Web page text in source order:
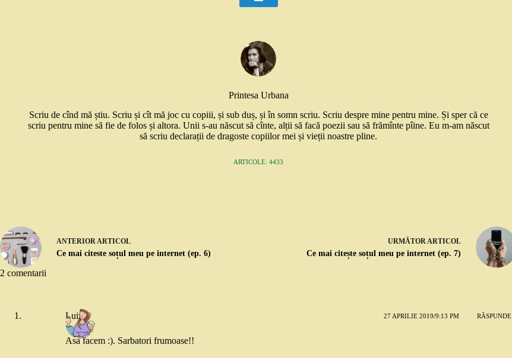
Printesa Urbana
Scriu de cînd mă știu. Scriu și cît mă joc cu copiii, și sub duș, și în somn scriu. Scriu despre mine pentru mine. Și sper că ce
scriu pentru mine să fie de folos și altora. Unii s-au născut să cînte, alții să facă poezii sau să frămînte pîine. Eu m-am născut
să scriu declarații de dragoste copiilor mei și vieții noastre pline.
ARTICOLE: 4433
ANTERIORARTICOL
Ce mai citeste soțul meu pe internet (ep. 6)
URMĂTORARTICOL
Ce mai citește soțul meu pe internet (ep. 7)
2 comentarii
Luiza 27 APRILIE 2019/9:13 PM RĂSPUNDE
Asa facem :). Sarbatori frumoase!!